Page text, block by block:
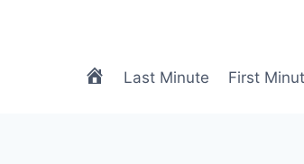
meTRAVEL
Last Minute First